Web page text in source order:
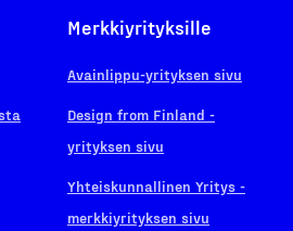
Merkkiyrityksille
Avainlippu-yrityksen sivu
Design from Finland -
yrityksen sivu
Yhteiskunnallinen Yritys -
merkkiyrityksen sivu